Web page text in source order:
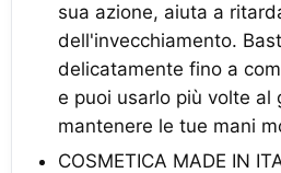
sua azione, aiuta a
dell'invecchiamento.
delicatamente fino a
e puoi usarlo più volte al
mantenere le tue mani
COSMETICA MADE IN